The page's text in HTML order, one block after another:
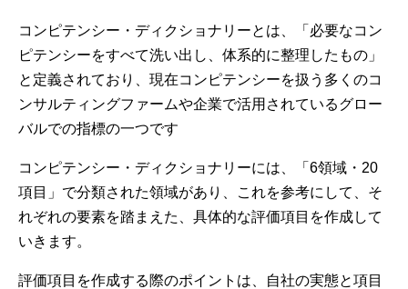
コンピテンシー・ディクショナリーとは、「必要なコン
ピテンシーをすべて洗い出し、体系的に整理したもの」
と定義されており、現在コンピテンシーを扱う多くのコ
ンサルティングファームや企業で活用されているグロー
バルでの指標の一つです
コンピテンシー・ディクショナリーには、「6領域・20
項目」で分類された領域があり、これを参考にして、そ
れぞれの要素を踏まえた、具体的な評価項目を作成して
いきます。
評価項目を作成する際のポイントは、自社の実態と項目